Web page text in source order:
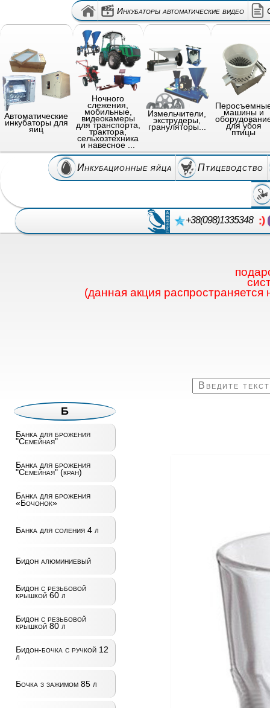
Инкубаторы автоматические видео
Автоматические
инкубаторы для
яиц
Ночного
слежения,
мобильные,
видеокамеры
для транспорта,
трактора,
сельхозтехника
и навесное ...
Измельчители,
экструдеры,
грануляторы...
машины и
для убоя
птицы
Инкубационные яйца Птицеводство
+38(098)1335348
(данная акция
Б
Банка для брожения
"Семейная"
Банка для брожения
"Семейная" (кран)
Банка для брожения
«Бочонок»
Банка для соления 4 л
Бидон алюминиевый
Бидон с резьбовой
крышкой 60 л
Бидон с резьбовой
крышкой 80 л
Бидон-бочка с ручкой 12
л
Бочка з зажимом 85 л